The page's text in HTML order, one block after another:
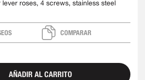
lever roses, 4 screws, stainless steel
COMPARAR
AÑADIR AL CARRITO